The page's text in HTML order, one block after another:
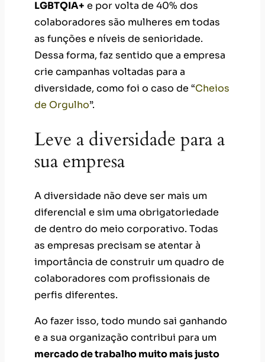
LGBTQIA+ e por volta de 40% dos
colaboradores são mulheres em todas
as funções e níveis de senioridade.
Dessa forma, faz sentido que a empresa
crie campanhas voltadas para a
diversidade, como foi o caso de “Cheios
de Orgulho”.
Leve a diversidade para a
sua empresa
A diversidade não deve ser mais um
diferencial e sim uma obrigatoriedade
de dentro do meio corporativo. Todas
as empresas precisam se atentar à
importância de construir um quadro de
colaboradores com profissionais de
perfis diferentes.
Ao fazer isso, todo mundo sai ganhando
e a sua organização contribui para um
mercado de trabalho muito mais justo